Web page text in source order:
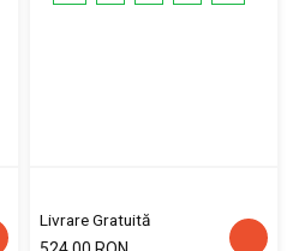
Livrare Gratuită